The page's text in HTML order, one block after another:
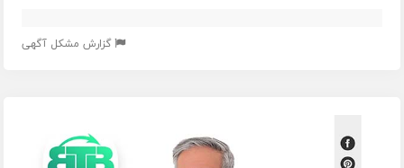
گزارش مشکل آگهی